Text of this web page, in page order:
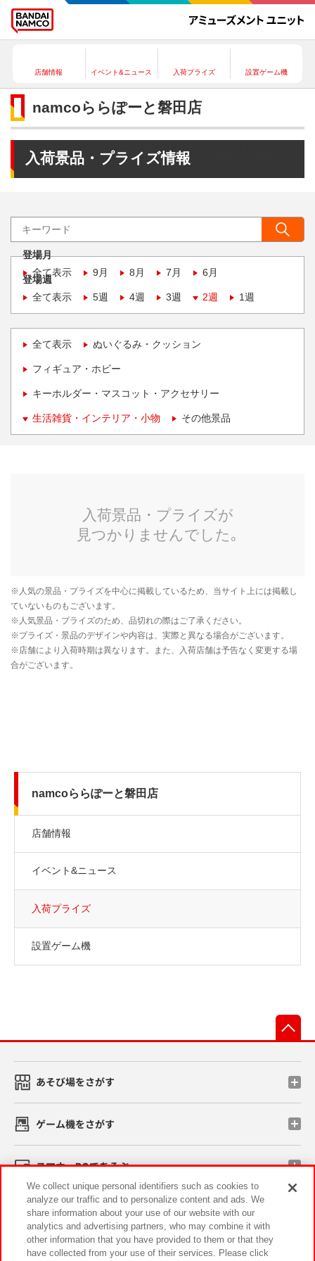
店舗情報 イベント&ニュース 入荷プライズ 設置ゲーム機
namcoららぽーと磐田店
入荷景品・プライズ情報
登場月
全て表示
9月 8月 7月 6月
登場週
全て表示
5週 4週 3週 2週 1週
全て表示 ぬいぐるみ・クッション
フィギュア・ホビー
キーホルダー・マスコット・アクセサリー
生活雑貨・インテリア・小物 その他景品
namcoららぽーと磐田店
店舗情報
イベント&ニュース
入荷プライズ
設置ゲーム機
あそび場をさがす
ゲーム機をさがす
スマホ・PCであそぶ
イベント・キャンペーン
We collect unique personal identifiers such as cookies to
analyze our traffic and to personalize content and ads. We
share information about your use of our website with our
analytics and advertising partners, who may combine it with
other information that you have provided to them or that they
have collected from your use of their services. Please click